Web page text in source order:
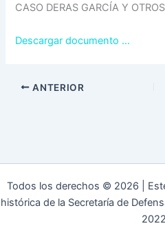
CASO DERAS GARCÍA Y
Descargar documento …
ANTERIOR
Todos los derechos © 2026 |
histórica de la Secretaría de
2022